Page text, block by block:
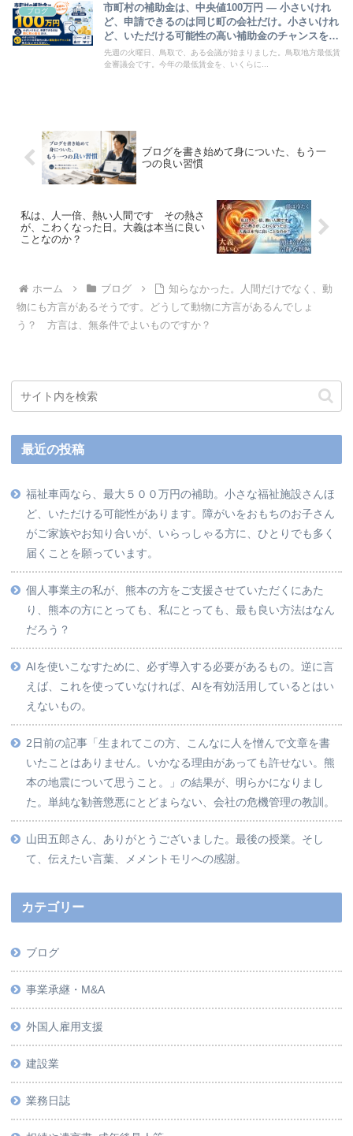
ブログ
市町村の補助金は、中央値100万円 ― 小さいけれ
ど、申請できるのは同じ町の会社だけ。小さいけれ
ど、いただける可能性の高い補助金のチャンスを失
わないでください。
先週の火曜日、鳥取で、ある会議が始まりました。鳥取地方最低賃
金審議会です。今年の最低賃金を、いくらに...
ブログを書き始めて身についた、もう一
つの良い習慣
私は、人一倍、熱い人間です その熱さ
が、こわくなった日。大義は本当に良い
ことなのか？
ホーム ブログ
知らなかった。人間だけでなく、動
物にも方言があるそうです。どうして動物に方言があるんでしょ
う？ 方言は、無条件でよいものですか？
最近の投稿
福祉車両なら、最大５００万円の補助。小さな福祉施設さんほ
ど、いただける可能性があります。障がいをおもちのお子さん
がご家族やお知り合いが、いらっしゃる方に、ひとりでも多く
届くことを願っています。
個人事業主の私が、熊本の方をご支援させていただくにあた
り、熊本の方にとっても、私にとっても、最も良い方法はなん
だろう？
AIを使いこなすために、必ず導入する必要があるもの。逆に言
えば、これを使っていなければ、AIを有効活用しているとはい
えないもの。
2日前の記事「生まれてこの方、こんなに人を憎んで文章を書
いたことはありません。いかなる理由があっても許せない。熊
本の地震について思うこと。」の結果が、明らかになりまし
た。単純な勧善懲悪にとどまらない、会社の危機管理の教訓。
山田五郎さん、ありがとうございました。最後の授業。そし
て、伝えたい言葉、メメントモリへの感謝。
カテゴリー
ブログ
事業承継・M&A
外国人雇用支援
建設業
業務日誌